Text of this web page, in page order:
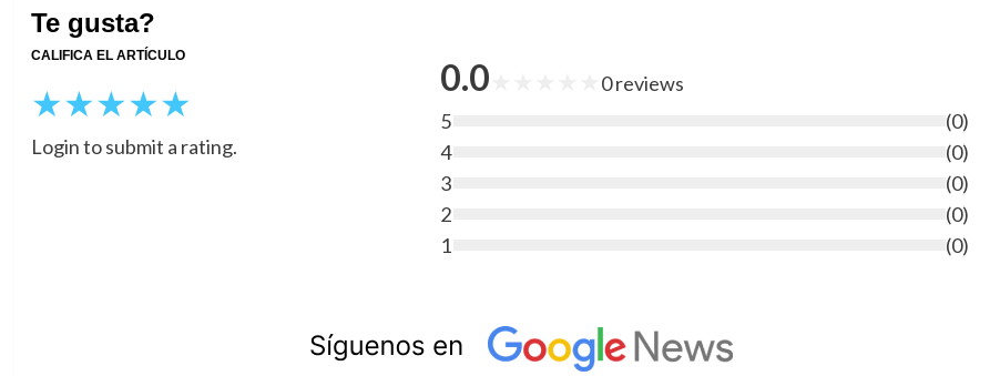
Te gusta?
CALIFICA EL ARTÍCULO
★★★★★
Login to submit a rating.
0.0 0 reviews
5
(0)
4
(0)
3
(0)
2
(0)
1
(0)